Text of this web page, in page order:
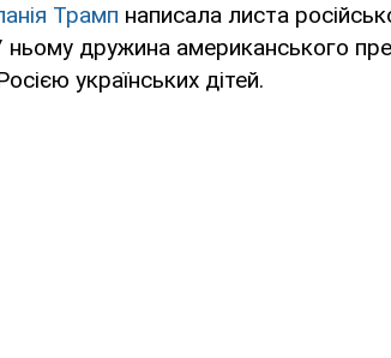
Трамп написала листа
ньому дружина американського
українських дітей.